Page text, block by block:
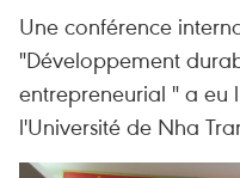
Une conférence
"Développement
entrepreneurial " a eu
l'Université de Nha